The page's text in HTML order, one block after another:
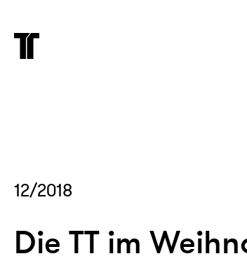
12/2018
Die TT im